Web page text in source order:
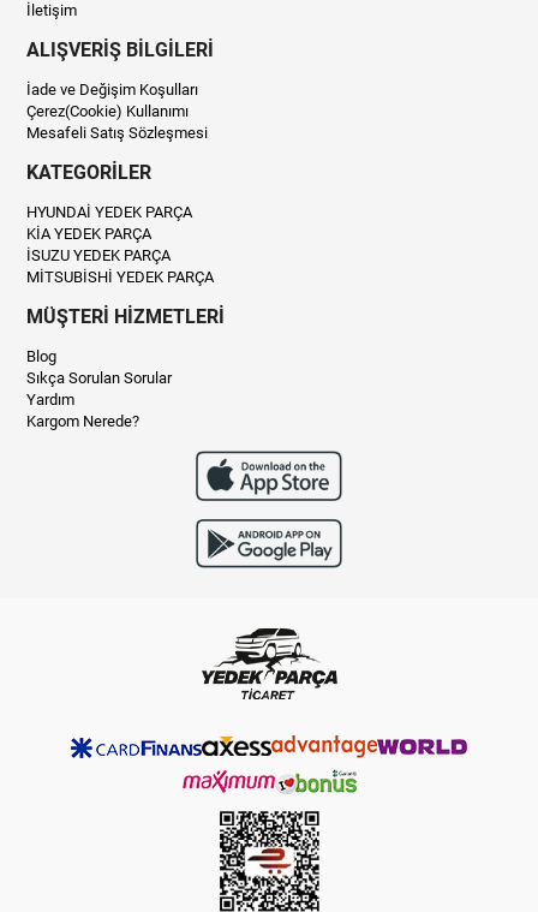
İletişim
ALIŞVERİŞ BİLGİLERİ
İade ve Değişim Koşulları
Çerez(Cookie) Kullanımı
Mesafeli Satış Sözleşmesi
KATEGORİLER
HYUNDAİ YEDEK PARÇA
KİA YEDEK PARÇA
İSUZU YEDEK PARÇA
MİTSUBİSHİ YEDEK PARÇA
MÜŞTERİ HİZMETLERİ
Blog
Sıkça Sorulan Sorular
Yardım
Kargom Nerede?